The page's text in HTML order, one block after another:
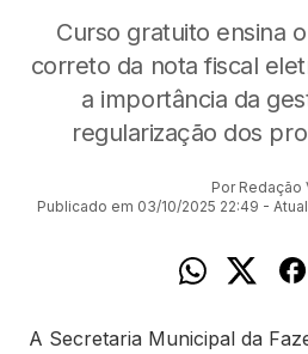
Curso gratuito ensina
correto da nota fiscal
a importância da
regularização dos
Por Redação
Publicado em 03/10/2025 22:49 -
A Secretaria Municipal da